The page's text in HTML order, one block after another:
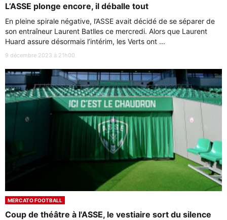
L’ASSE plonge encore, il déballe tout
En pleine spirale négative, l’ASSE avait décidé de se séparer de
son entraîneur Laurent Batlles ce mercredi. Alors que Laurent
Huard assure désormais l’intérim, les Verts ont ...
9 décembre 2023 à 21h00
MERCATO FOOTBALL
Coup de théâtre à l'ASSE, le vestiaire sort du silence